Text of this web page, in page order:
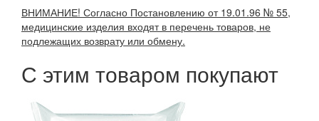
ВНИМАНИЕ! Согласно Постановлению от 19.01.96 № 55,
медицинские изделия входят в перечень товаров, не
подлежащих возврату или обмену.
С этим товаром покупают